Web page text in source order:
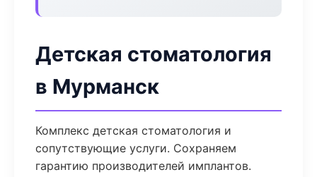
Детская стоматология
в Мурманск
Комплекс детская стоматология и
сопутствующие услуги. Сохраняем
гарантию производителей имплантов.